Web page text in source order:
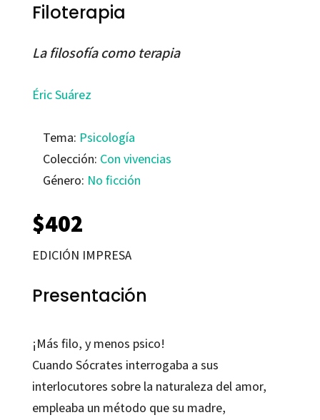
Filoterapia
La filosofía como terapia
Éric Suárez
Tema: Psicología
Colección: Con vivencias
Género: No ficción
$402
EDICIÓN IMPRESA
Presentación
¡Más filo, y menos psico!
Cuando Sócrates interrogaba a sus
interlocutores sobre la naturaleza del amor,
empleaba un método que su madre,